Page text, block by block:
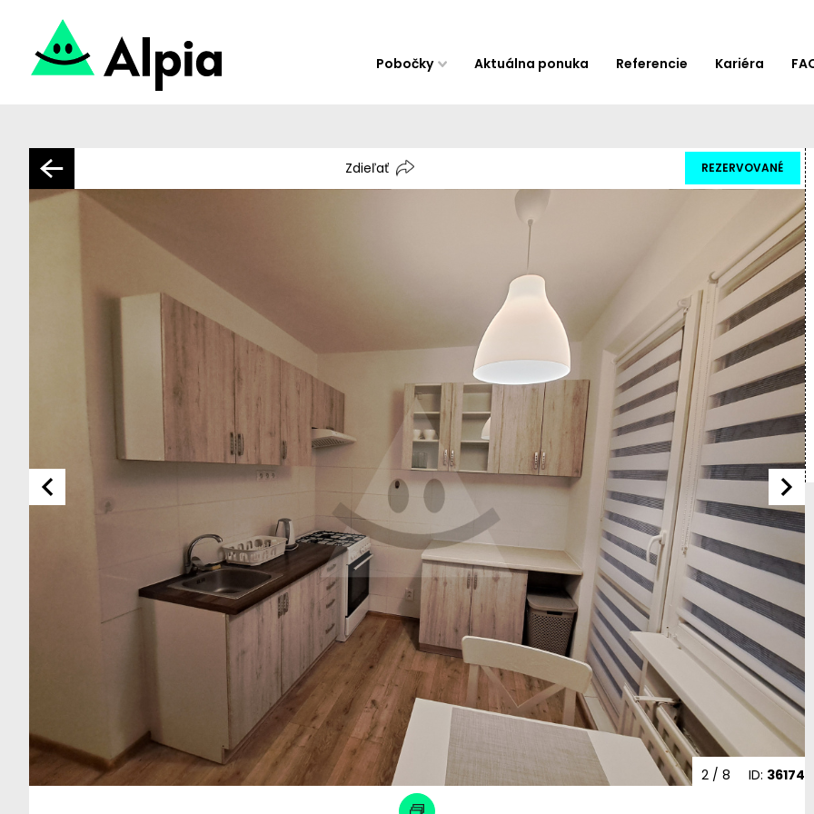
Pobočky Aktuálna ponuka Referencie Kariéra
Zdieľať REZERVOVANÉ
ID: 36174
2/ 8